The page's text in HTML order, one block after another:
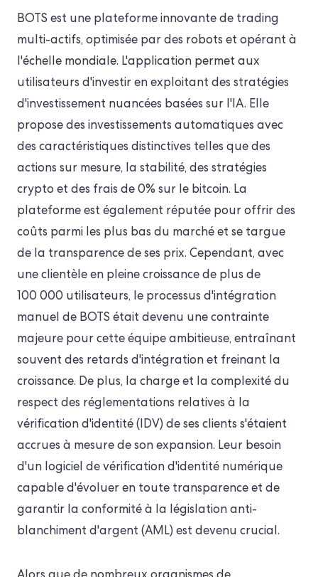
BOTS est une plateforme innovante de trading
multi-actifs, optimisée par des robots et opérant à
l'échelle mondiale. L'application permet aux
utilisateurs d'investir en exploitant des stratégies
d'investissement nuancées basées sur l'IA. Elle
propose des investissements automatiques avec
des caractéristiques distinctives telles que des
actions sur mesure, la stabilité, des stratégies
crypto et des frais de 0% sur le bitcoin. La
plateforme est également réputée pour offrir des
coûts parmi les plus bas du marché et se targue
de la transparence de ses prix. Cependant, avec
une clientèle en pleine croissance de plus de
100 000 utilisateurs, le processus d'intégration
manuel de BOTS était devenu une contrainte
majeure pour cette équipe ambitieuse, entraînant
souvent des retards d'intégration et freinant la
croissance. De plus, la charge et la complexité du
respect des réglementations relatives à la
vérification d'identité (IDV) de ses clients s'étaient
accrues à mesure de son expansion. Leur besoin
d'un logiciel de vérification d'identité numérique
capable d'évoluer en toute transparence et de
garantir la conformité à la législation anti-
blanchiment d'argent (AML) est devenu crucial.